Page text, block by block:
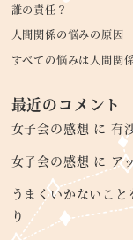
誰の責任？
人間関係の悩みの原因
すべての悩みは人間関
最近のコメント
女子会の感想 に 有
女子会の感想 に ア
うまくいかないこ
り